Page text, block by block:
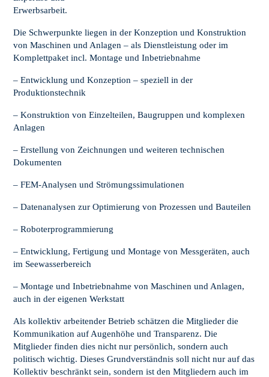
Erwerbsarbeit.
Die Schwerpunkte liegen in der Konzeption und Konstruktion
von Maschinen und Anlagen – als Dienstleistung oder im
Komplettpaket incl. Montage und Inbetriebnahme
– Entwicklung und Konzeption – speziell in der
Produktionstechnik
– Konstruktion von Einzelteilen, Baugruppen und komplexen
Anlagen
– Erstellung von Zeichnungen und weiteren technischen
Dokumenten
– FEM-Analysen und Strömungssimulationen
– Datenanalysen zur Optimierung von Prozessen und Bauteilen
– Roboterprogrammierung
– Entwicklung, Fertigung und Montage von Messgeräten, auch
im Seewasserbereich
– Montage und Inbetriebnahme von Maschinen und Anlagen,
auch in der eigenen Werkstatt
Als kollektiv arbeitender Betrieb schätzen die Mitglieder die
Kommunikation auf Augenhöhe und Transparenz. Die
Mitglieder finden dies nicht nur persönlich, sondern auch
politisch wichtig. Dieses Grundverständnis soll nicht nur auf das
Kollektiv beschränkt sein, sondern ist den Mitgliedern auch im